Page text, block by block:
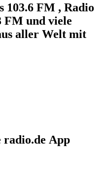
103.6 FM , Radio
FM und viele
aller Welt mit
radio.de App